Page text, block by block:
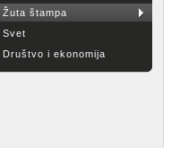
Žuta štampa
Svet
Društvo i ekonomija